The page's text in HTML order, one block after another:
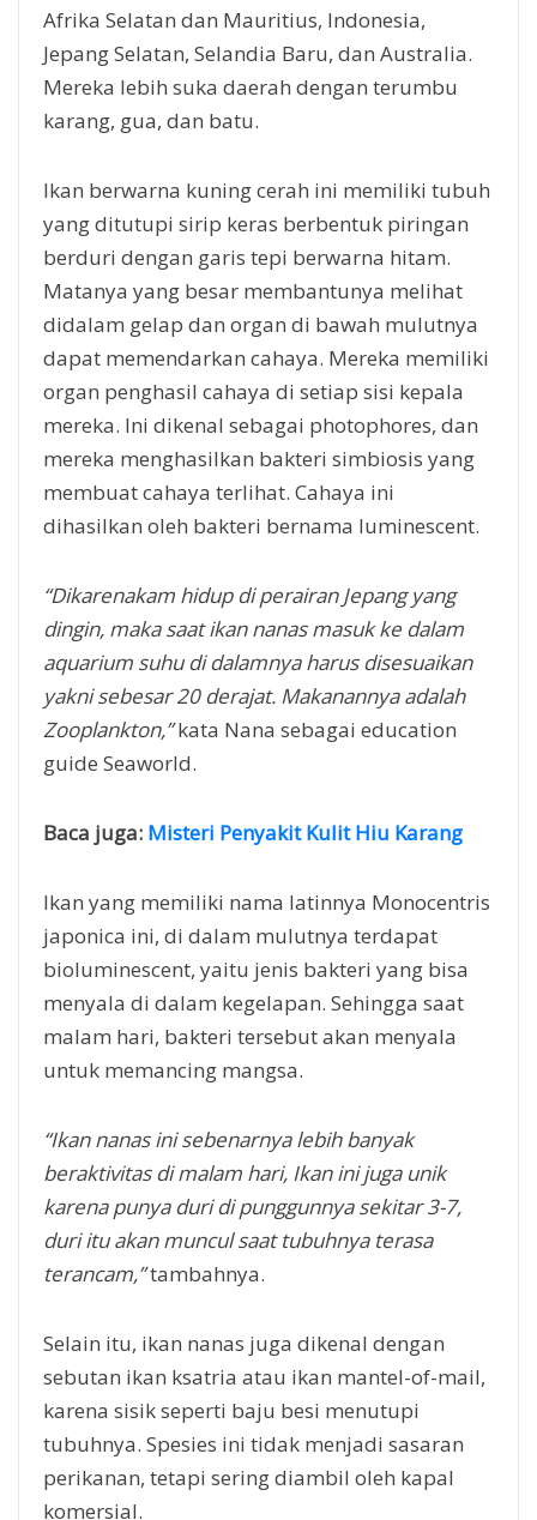
Afrika Selatan dan Mauritius, Indonesia,
Jepang Selatan, Selandia Baru, dan Australia.
Mereka lebih suka daerah dengan terumbu
karang, gua, dan batu.
Ikan berwarna kuning cerah ini memiliki tubuh
yang ditutupi sirip keras berbentuk piringan
berduri dengan garis tepi berwarna hitam.
Matanya yang besar membantunya melihat
didalam gelap dan organ di bawah mulutnya
dapat memendarkan cahaya. Mereka memiliki
organ penghasil cahaya di setiap sisi kepala
mereka. Ini dikenal sebagai photophores, dan
mereka menghasilkan bakteri simbiosis yang
membuat cahaya terlihat. Cahaya ini
dihasilkan oleh bakteri bernama luminescent.
“Dikarenakam hidup di perairan Jepang yang
dingin, maka saat ikan nanas masuk ke dalam
aquarium suhu di dalamnya harus disesuaikan
yakni sebesar 20 derajat. Makanannya adalah
Zooplankton,”kata Nana sebagai education
guide Seaworld.
Baca juga: Misteri Penyakit Kulit Hiu Karang
Ikan yang memiliki nama latinnya Monocentris
japonica ini, di dalam mulutnya terdapat
bioluminescent, yaitu jenis bakteri yang bisa
menyala di dalam kegelapan. Sehingga saat
malam hari, bakteri tersebut akan menyala
untuk memancing mangsa.
“Ikan nanas ini sebenarnya lebih banyak
beraktivitas di malam hari, Ikan ini juga unik
karena punya duri di punggunnya sekitar 3-7,
duri itu akan muncul saat tubuhnya terasa
terancam,”tambahnya.
Selain itu, ikan nanas juga dikenal dengan
sebutan ikan ksatria atau ikan mantel-of-mail,
karena sisik seperti baju besi menutupi
tubuhnya. Spesies ini tidak menjadi sasaran
perikanan, tetapi sering diambil oleh kapal
komersial.